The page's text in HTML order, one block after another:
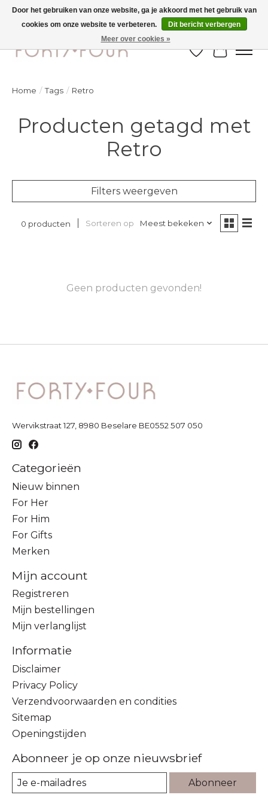
Ontdek de nieuwe najaarscollectie nu in de winkel - selectie online
Verlanglijst
Home / Tags / Retro
Producten getagd met
Retro
Filters weergeven
0 producten Sorteren op Meest bekeken
Geen producten gevonden!
Wervikstraat 127, 8980 Beselare BE0552 507 050
Categorieën
Nieuw binnen
For Her
For Him
For Gifts
Merken
Mijn account
Registreren
Mijn bestellingen
Mijn verlanglijst
Informatie
Disclaimer
Privacy Policy
Verzendvoorwaarden en condities
Sitemap
Openingstijden
Abonneer je op onze nieuwsbrief
Abonneer
Door het gebruiken van onze website, ga je akkoord met het gebruik van
cookies om onze website te verbeteren.
Dit bericht verbergen
Meer over cookies »